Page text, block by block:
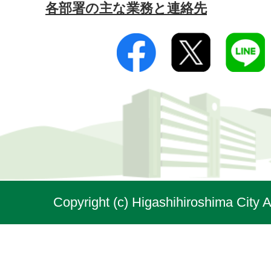
各部署の主な業務と連絡先
Copyright (c) Higashihiroshima City